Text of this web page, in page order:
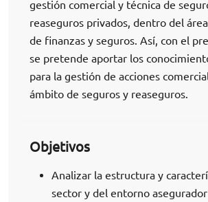
gestión comercial y técnica de
reaseguros privados, dentro del
de finanzas y seguros. Así, con el
se pretende aportar los
para la gestión de acciones
ámbito de seguros y reaseguros.
Objetivos
Analizar la estructura y
sector y del entorno